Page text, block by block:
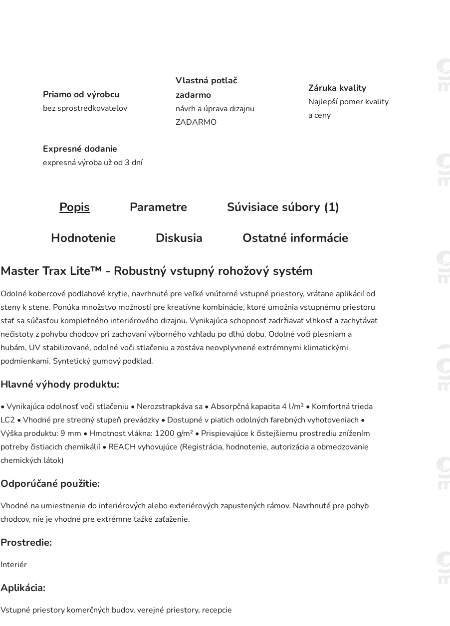
Priamo od výrobcu
bez sprostredkovateľov
Vlastná potlač
zadarmo
návrh a úprava dizajnu
ZADARMO
Záruka kvality
Najlepší pomer kvality
a ceny
Expresné dodanie
expresná výroba už od 3 dní
Popis Parametre
Súvisiace súbory (1)
Hodnotenie
Diskusia Ostatné informácie
Master Trax Lite™ - Robustný vstupný rohožový systém
Odolné kobercové podlahové krytie, navrhnuté pre veľké vnútorné vstupné priestory, vrátane aplikácií od
steny k stene. Ponúka množstvo možností pre kreatívne kombinácie, ktoré umožnia vstupnému priestoru
stať sa súčasťou kompletného interiérového dizajnu. Vynikajúca schopnosť zadržiavať vlhkosť a zachytávať
nečistoty z pohybu chodcov pri zachovaní výborného vzhľadu po dlhú dobu. Odolné voči plesniam a
hubám, UV stabilizované, odolné voči stlačeniu a zostáva neovplyvnené extrémnymi klimatickými
podmienkami. Syntetický gumový podklad.
Hlavné výhody produktu:
• Vynikajúca odolnosť voči stlačeniu • Nerozstrapkáva sa • Absorpčná kapacita 4 l/m² • Komfortná trieda
LC2 • Vhodné pre stredný stupeň prevádzky • Dostupné v piatich odolných farebných vyhotoveniach •
Výška produktu: 9 mm • Hmotnosť vlákna: 1200 g/m² • Prispievajúce k čistejšiemu prostrediu znížením
potreby čistiacich chemikálií • REACH vyhovujúce (Registrácia, hodnotenie, autorizácia a obmedzovanie
chemických látok)
Odporúčané použitie:
Vhodné na umiestnenie do interiérových alebo exteriérových zapustených rámov. Navrhnuté pre pohyb
chodcov, nie je vhodné pre extrémne ťažké zaťaženie.
Prostredie:
Interiér
Aplikácia:
Vstupné priestory komerčných budov, verejné priestory, recepcie